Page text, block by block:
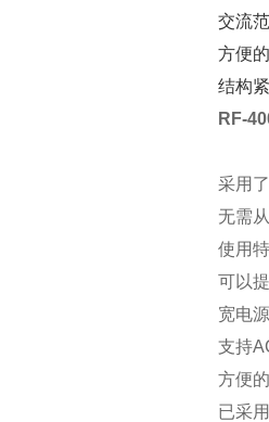
交流
方便
结构
RF-
采用
无需
使用
可以
宽电
支持
方便
已采